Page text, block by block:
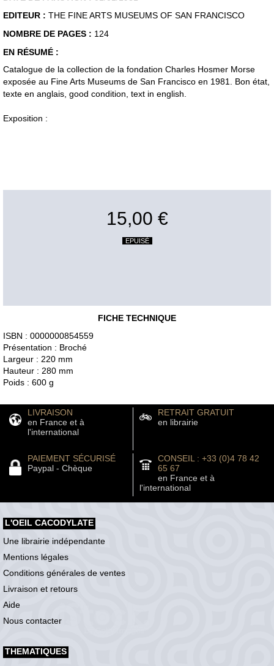
EDITEUR : THE FINE ARTS MUSEUMS OF SAN FRANCISCO
NOMBRE DE PAGES : 124
EN RÉSUMÉ :
Catalogue de la collection de la fondation Charles Hosmer Morse
exposée au Fine Arts Museums de San Francisco en 1981. Bon état,
texte en anglais, good condition, text in english.
Exposition :
15,00 €
EPUISÉ
FICHE TECHNIQUE
ISBN : 0000000854559
Présentation : Broché
Largeur : 220 mm
Hauteur : 280 mm
Poids : 600 g
LIVRAISON
en France et à
l'international
RETRAIT GRATUIT
en librairie
PAIEMENT SÉCURISÉ
Paypal - Chèque
CONSEIL : +33 (0)4 78 42
65 67
en France et à
l'international
L'OEIL CACODYLATE
Une librairie indépendante
Mentions légales
Conditions générales de ventes
Livraison et retours
Aide
Nous contacter
THEMATIQUES